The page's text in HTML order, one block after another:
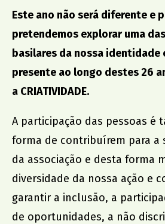
DGRSP, Equipa Entre o Douro e
Rede Social SJM
Agrupamento de Escolas
Dr. Serafim Leite
Agrupamento de Escolas
AMU
Este ano não será diferente e
pretendemos explorar uma
basilares da nossa identidade
presente ao longo destes 26
a CRIATIVIDADE.
A participação das pessoas é
forma de contribuírem para a
da associação e desta forma
diversidade da nossa ação e
garantir a inclusão, a
de oportunidades, a não